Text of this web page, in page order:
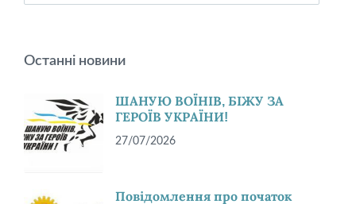
Останні новини
ШАНУЮ ВОЇНІВ, БІЖУ ЗА
ГЕРОЇВ УКРАЇНИ!
27/07/2026
Повідомлення про початок